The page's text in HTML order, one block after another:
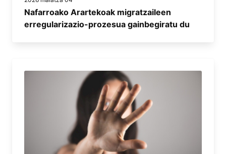
Nafarroako Arartekoak migratzaileen
erregularizazio-prozesua gainbegiratu du